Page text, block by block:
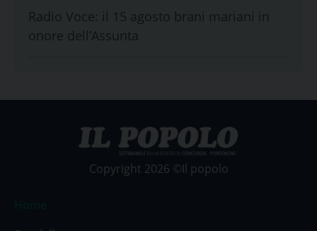
Radio Voce: il 15 agosto brani mariani in
onore dell’Assunta
Copyright 2026 ©Il popolo